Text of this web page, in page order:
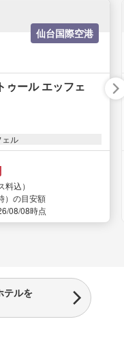
仙台国際空港
ゥール エッフェ
料込）
）の目安額
08/08時点
テルを